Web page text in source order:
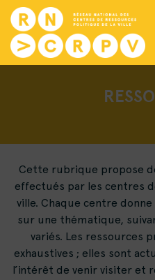
Cette rubrique propose
effectués par les centres
ville. Chaque centre
sur une thématique,
variés. Les ressources
exhaustives ; elles sont
l’intérêt de venir visiter et